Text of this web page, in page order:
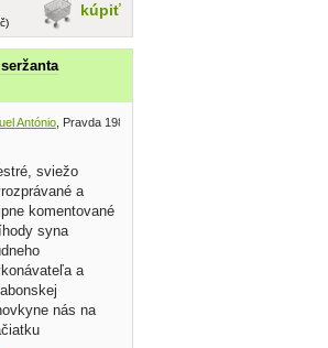
kúpiť
António , Pravda 1983
sviežo
a
komentované
syna
a
nás na